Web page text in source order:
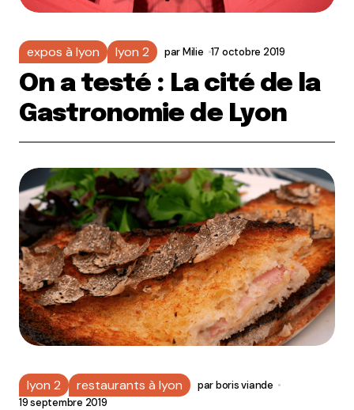
expos à lyon lyon 2 parMilie 17 octobre 2019
On a testé : La cité de la
Gastronomie de Lyon
lyon 2 restaurants à lyon parboris viande
19 septembre 2019